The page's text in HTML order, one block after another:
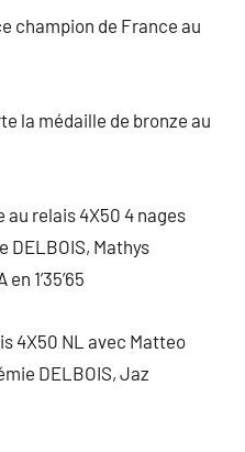
champion de France au
la médaille de bronze au
relais 4X50 4 nages
DELBOIS, Mathys
1’35’65
4X50 NL avec Matteo
DELBOIS, Jaz